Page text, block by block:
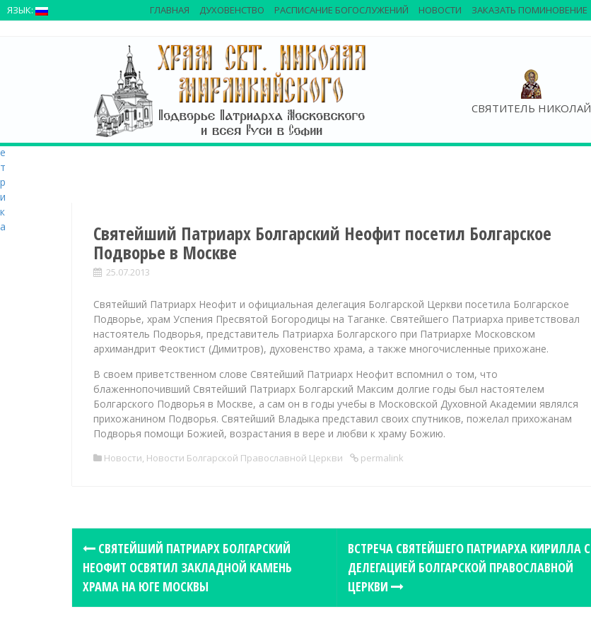
S
n
t
e
n
t
СВЯТИТЕЛЬ НИКОЛАЙ
ГЛАВНАЯ ДУХОВЕНСТВО РАСПИСАНИЕ БОГОСЛУЖЕНИЙ НОВОСТИ ЗАКАЗАТЬ ПОМИНОВЕНИЕ
ЯЗЫК:
Святейший Патриарх Болгарский Неофит посетил Болгарское
Подворье в Москве
25.07.2013
Святейший Патриарх Неофит и официальная делегация Болгарской Церкви посетила Болгарское
Подворье, храм Успения Пресвятой Богородицы на Таганке. Святейшего Патриарха приветствовал
настоятель Подворья, представитель Патриарха Болгарского при Патриархе Московском
архимандрит Феоктист (Димитров), духовенство храма, а также многочисленные прихожане.
В своем приветственном слове Святейший Патриарх Неофит вспомнил о том, что
блаженнопочивший Святейший Патриарх Болгарский Максим долгие годы был настоятелем
Болгарского Подворья в Москве, а сам он в годы учебы в Московской Духовной Академии являлся
прихожанином Подворья. Святейший Владыка представил своих спутников, пожелал прихожанам
Подворья помощи Божией, возрастания в вере и любви к храму Божию.
Новости, Новости Болгарской Православной Церкви permalink
t
СВЯТЕЙШИЙ ПАТРИАРХ БОЛГАРСКИЙ
НЕОФИТ ОСВЯТИЛ ЗАКЛАДНОЙ КАМЕНЬ
ХРАМА НА ЮГЕ МОСКВЫ
ВСТРЕЧА СВЯТЕЙШЕГО ПАТРИАРХА КИРИЛЛА С
ДЕЛЕГАЦИЕЙ БОЛГАРСКОЙ ПРАВОСЛАВНОЙ
ЦЕРКВИ